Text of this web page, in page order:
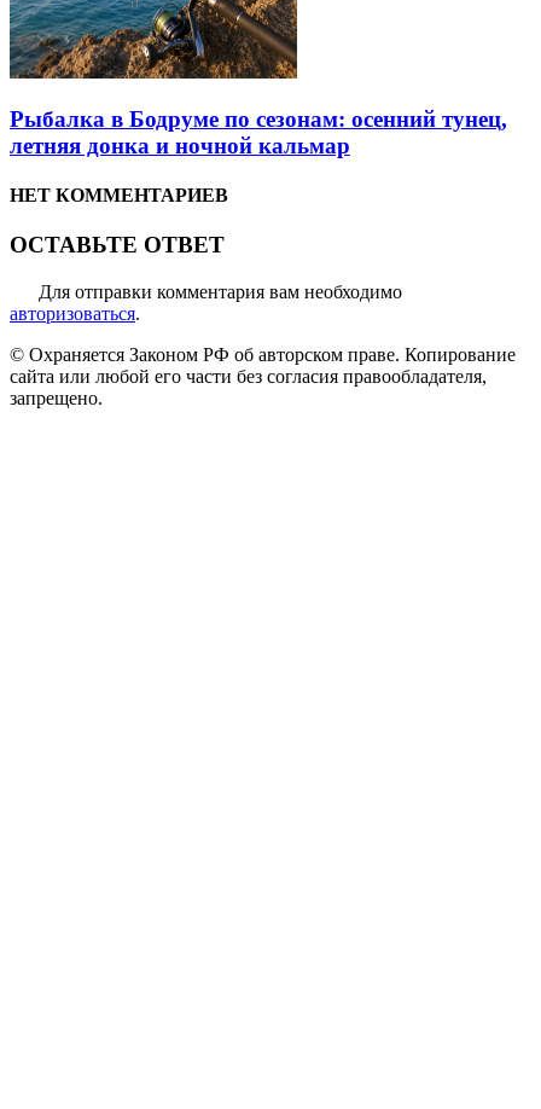
Рыбалка в Бодруме по сезонам: осенний тунец,
летняя донка и ночной кальмар
НЕТ КОММЕНТАРИЕВ
ОСТАВЬТЕ ОТВЕТ
Для отправки комментария вам необходимо
авторизоваться.
© Охраняется Законом РФ об авторском праве. Копирование
сайта или любой его части без согласия правообладателя,
запрещено.